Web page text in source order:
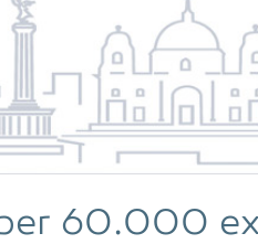
60.000